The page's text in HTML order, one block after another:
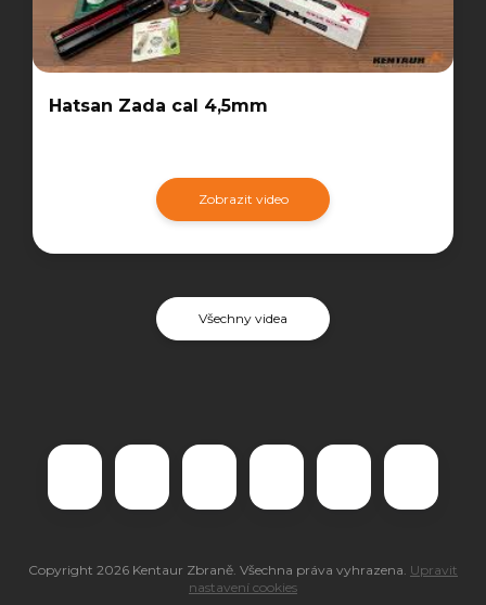
Hatsan Zada cal 4,5mm
Zobrazit video
Všechny videa
Copyright 2026 Kentaur Zbraně . Všechna práva vyhrazena. Upravit
nastavení cookies